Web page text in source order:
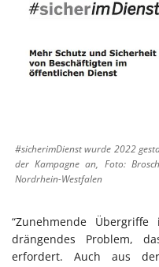
#sicherimDienst wurde 2022
der Kampagne an, Foto:
Nordrhein-Westfalen
“Zunehmende
drängendes Problem,
erfordert. Auch aus